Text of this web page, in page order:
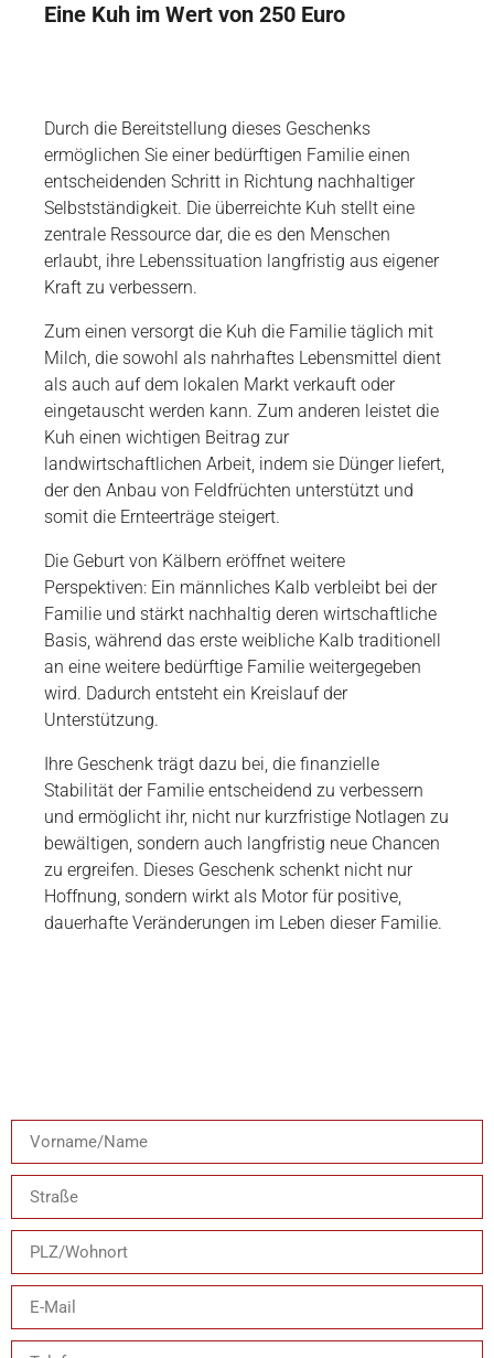
Eine Kuh im Wert von 250 Euro
Durch die Bereitstellung dieses Geschenks
ermöglichen Sie einer bedürftigen Familie einen
entscheidenden Schritt in Richtung nachhaltiger
Selbstständigkeit. Die überreichte Kuh stellt eine
zentrale Ressource dar, die es den Menschen
erlaubt, ihre Lebenssituation langfristig aus eigener
Kraft zu verbessern.
Zum einen versorgt die Kuh die Familie täglich mit
Milch, die sowohl als nahrhaftes Lebensmittel dient
als auch auf dem lokalen Markt verkauft oder
eingetauscht werden kann. Zum anderen leistet die
Kuh einen wichtigen Beitrag zur
landwirtschaftlichen Arbeit, indem sie Dünger liefert,
der den Anbau von Feldfrüchten unterstützt und
somit die Ernteerträge steigert.
Die Geburt von Kälbern eröffnet weitere
Perspektiven: Ein männliches Kalb verbleibt bei der
Familie und stärkt nachhaltig deren wirtschaftliche
Basis, während das erste weibliche Kalb traditionell
an eine weitere bedürftige Familie weitergegeben
wird. Dadurch entsteht ein Kreislauf der
Unterstützung.
Ihre Geschenk trägt dazu bei, die finanzielle
Stabilität der Familie entscheidend zu verbessern
und ermöglicht ihr, nicht nur kurzfristige Notlagen zu
bewältigen, sondern auch langfristig neue Chancen
zu ergreifen. Dieses Geschenk schenkt nicht nur
Hoffnung, sondern wirkt als Motor für positive,
dauerhafte Veränderungen im Leben dieser Familie.